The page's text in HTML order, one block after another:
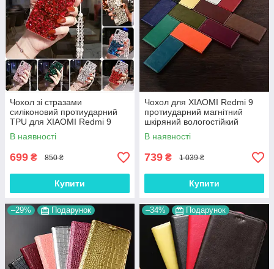
Чохол зі стразами
силіконовий протиударний
TPU для XIAOMI Redmi 9
"SWAROV LUXURY"
В наявності
699 ₴ 850 ₴
Купити
Чохол для XIAOMI Redmi 9
протиударний магнітний
шкіряний вологостійкий
книжка з підставкою
"VERSANO"
В наявності
739 ₴ 1 039 ₴
Купити
–29% Подарунок –34% Подарунок